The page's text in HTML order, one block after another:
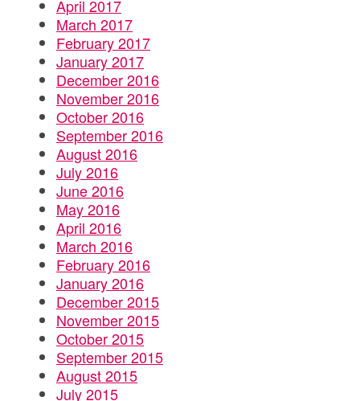
April 2017
March 2017
February 2017
January 2017
December 2016
November 2016
October 2016
September 2016
August 2016
July 2016
June 2016
May 2016
April 2016
March 2016
February 2016
January 2016
December 2015
November 2015
October 2015
September 2015
August 2015
July 2015